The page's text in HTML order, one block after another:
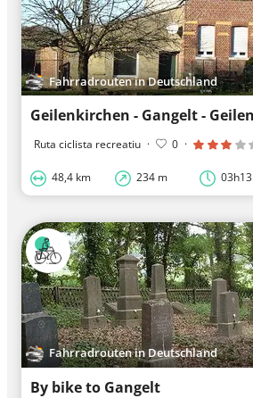
Fahrradrouten in Deutschland
Ruta ciclista recreatiu · 0 ·
48,4 km 234 m 03h13
Fahrradrouten in Deutschland
By bike to Gangelt